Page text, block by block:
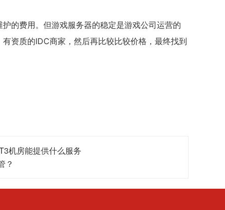
的费用。但游戏服务器的稳定是游戏公司运营的
资质的IDC商家，然后再比较比较价格，最终找到
机房能提供什么服务
？